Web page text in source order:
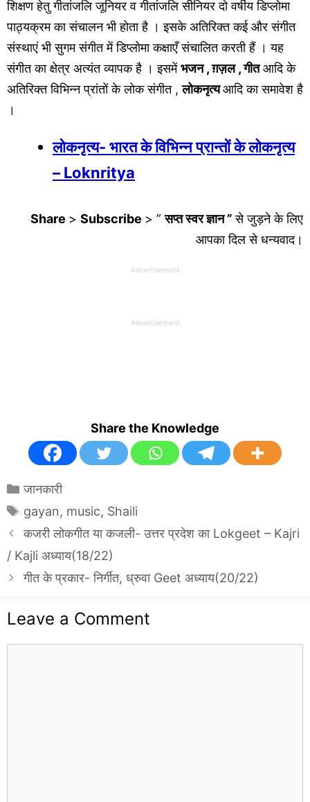
शिक्षण हेतु गीतांजलि जूनियर व गीतांजलि सीनियर दो वर्षीय डिप्लोमा
पाठ्यक्रम का संचालन भी होता है । इसके अतिरिक्त कई और संगीत
संस्थाएं भी सुगम संगीत में डिप्लोमा कक्षाएँ संचालित करती हैं । यह
संगीत का क्षेत्र अत्यंत व्यापक है । इसमेंभजन , ग़ज़ल , गीतआदि के
अतिरिक्त विभिन्न प्रांतों के लोक संगीत ,लोकनृत्यआदि का समावेश है
।
लोकनृत्य- भारत के विभिन्न प्रान्तों के लोकनृत्य
– Loknritya
Share > Subscribe > ”सप्त स्वर ज्ञान ”से जुड़ने के लिए
आपका दिल से धन्यवाद।
Advertisement
Advertisement
Share the Knowledge
Categories
जानकारी
Tags
gayan, music, Shaili
कजरी लोकगीत या कजली- उत्तर प्रदेश का Lokgeet – Kajri
/ Kajli अध्याय(18/22)
गीत के प्रकार- निर्गीत, ध्रुवा Geet अध्याय(20/22)
Leave a Comment